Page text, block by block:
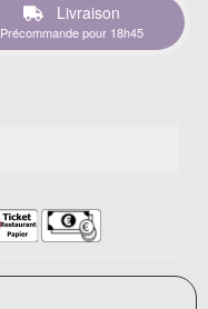
Livraison
Précommande pour 18h45